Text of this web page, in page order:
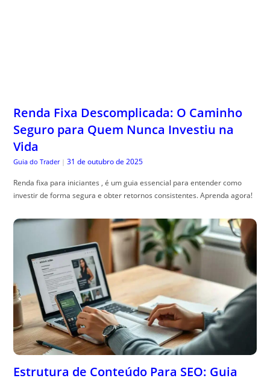
Renda Fixa Descomplicada: O Caminho
Seguro para Quem Nunca Investiu na
Vida
Guia do Trader | 31 de outubro de 2025
Renda fixa para iniciantes , é um guia essencial para entender como
investir de forma segura e obter retornos consistentes. Aprenda agora!
Estrutura de Conteúdo Para SEO: Guia